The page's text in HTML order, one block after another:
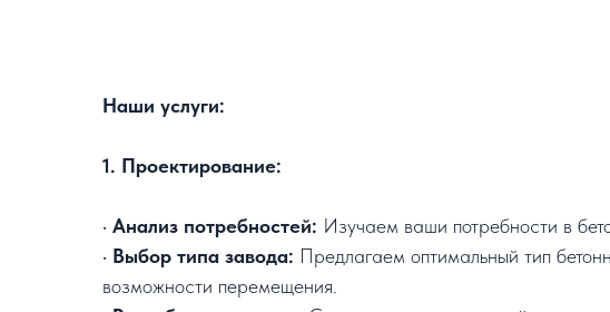
Наши услуги:
1. Проектирование:
• Анализ потребностей: Изучаем ваши потребности в
• Выбор типа завода: Предлагаем оптимальный тип
возможности перемещения.